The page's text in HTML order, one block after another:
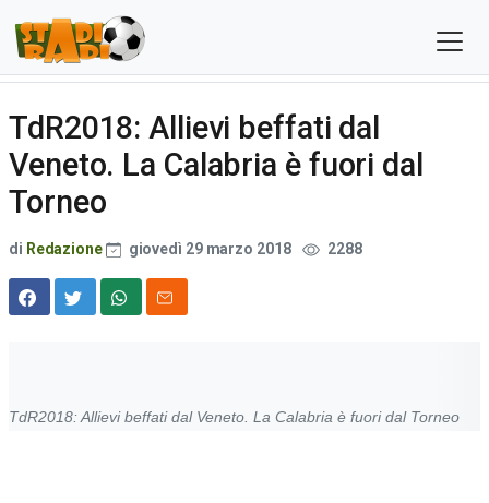
TdR2018: Allievi beffati dal
Veneto. La Calabria è fuori dal
Torneo
di Redazione giovedì 29 marzo 2018 2288
TdR2018: Allievi beffati dal Veneto. La Calabria è fuori dal Torneo